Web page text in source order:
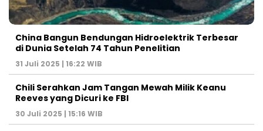
China Bangun Bendungan Hidroelektrik Terbesar
di Dunia Setelah 74 Tahun Penelitian
31 Juli 2025 | 16:22 WIB
Chili Serahkan Jam Tangan Mewah Milik Keanu
Reeves yang Dicuri ke FBI
30 Juli 2025 | 15:16 WIB